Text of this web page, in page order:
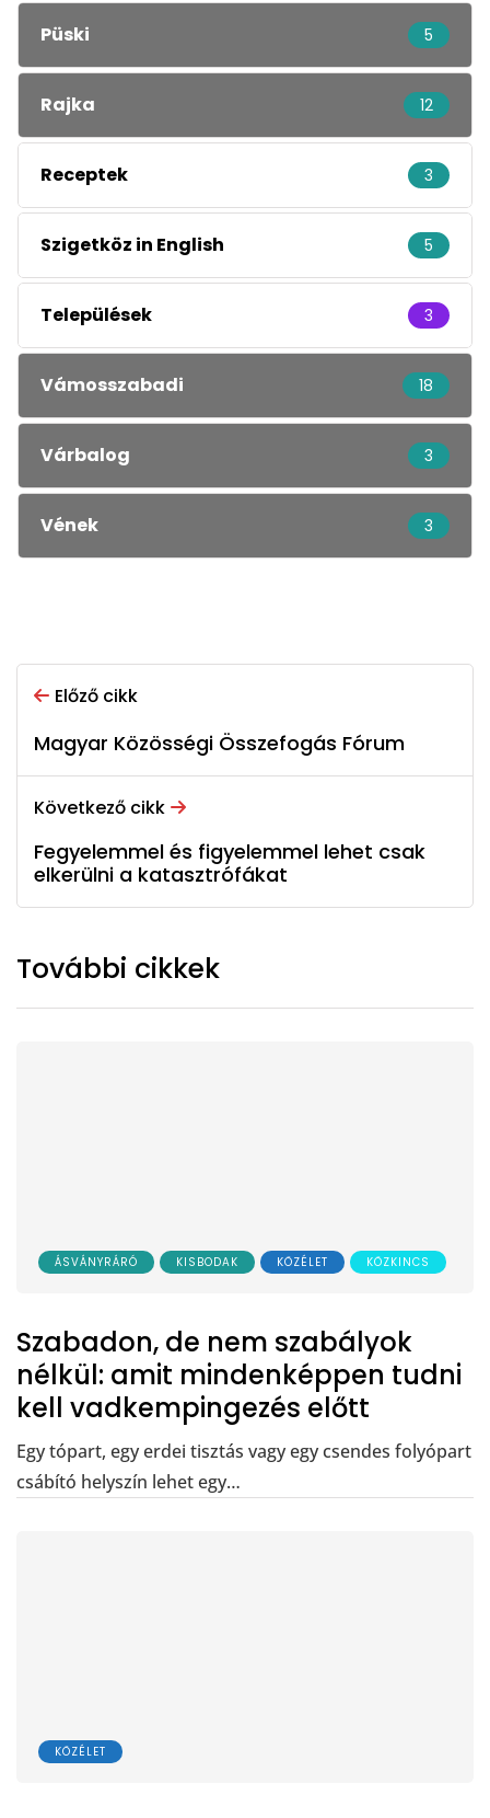
Püski 5
Rajka 12
Receptek 3
Szigetköz in English 5
Települések 3
Vámosszabadi 18
Várbalog 3
Vének 3
Előző cikk
Magyar Közösségi Összefogás Fórum
Következő cikk
Fegyelemmel és figyelemmel lehet csak
elkerülni a katasztrófákat
További cikkek
ÁSVÁNYRÁRÓ KISBODAK KÖZÉLET KÖZKINCS
Szabadon, de nem szabályok
nélkül: amit mindenképpen tudni
kell vadkempingezés előtt
Egy tópart, egy erdei tisztás vagy egy csendes folyópart
csábító helyszín lehet egy…
KÖZÉLET